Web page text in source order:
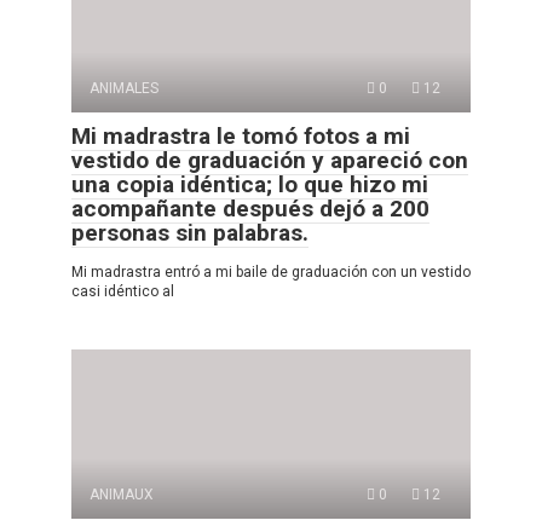
ANIMALES 0 12
Mi madrastra le tomó fotos a mi
vestido de graduación y apareció con
una copia idéntica; lo que hizo mi
acompañante después dejó a 200
personas sin palabras.
Mi madrastra entró a mi baile de graduación con un vestido
casi idéntico al
ANIMAUX 0 12